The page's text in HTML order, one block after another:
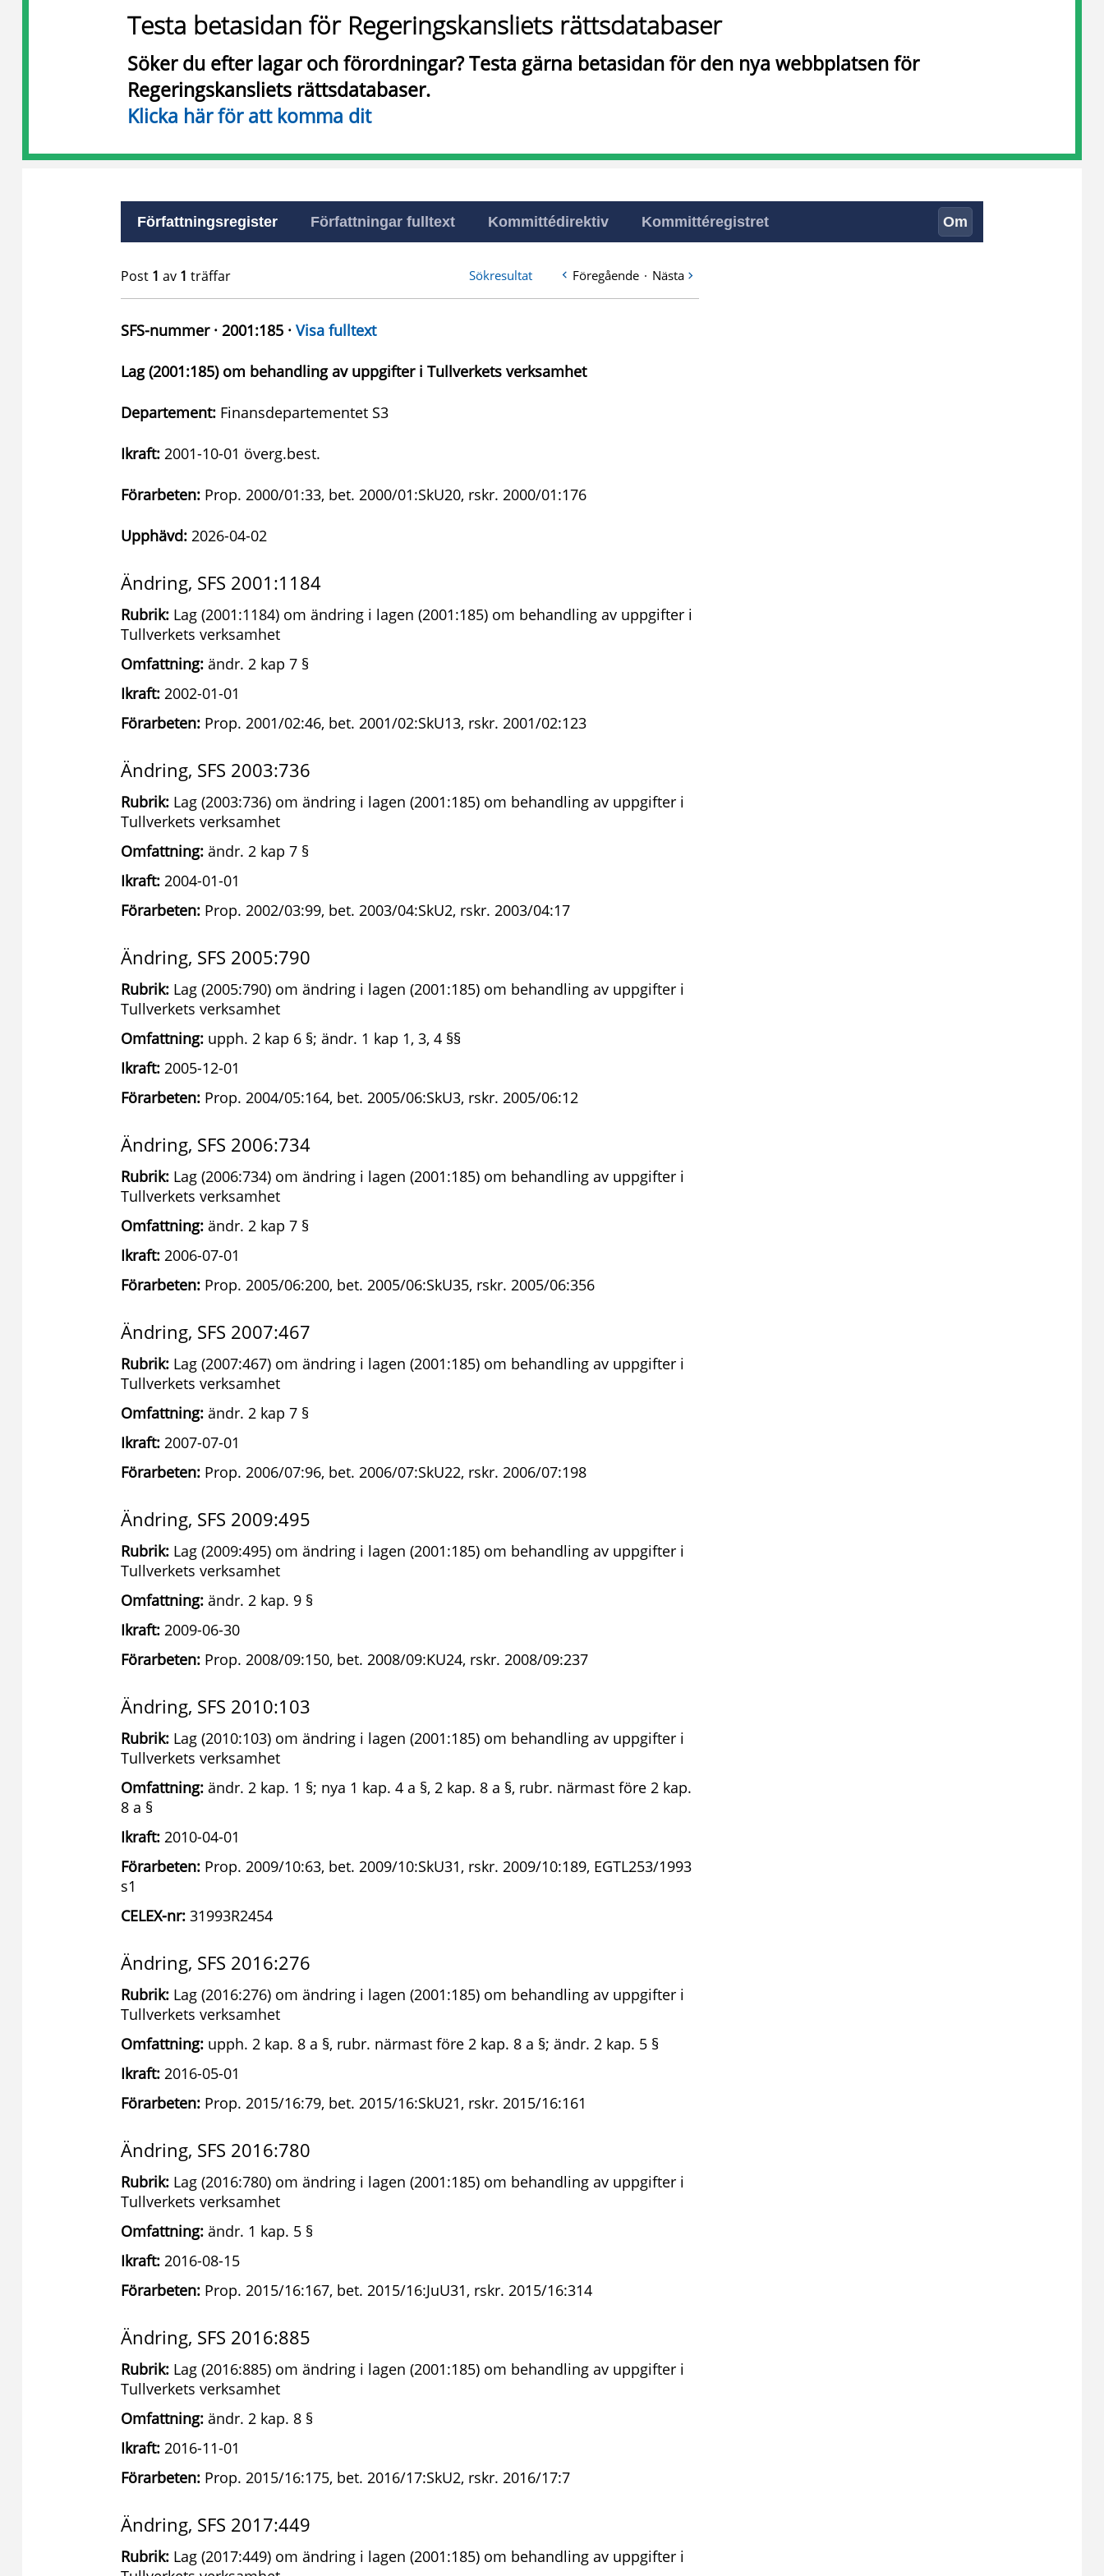
Testa betasidan för Regeringskansliets rättsdatabaser
Söker du efter lagar och förordningar? Testa gärna betasidan för den nya webbplatsen för
Regeringskansliets rättsdatabaser.
Klicka här för att komma dit
Författningsregister Författningar fulltext Kommittédirektiv Kommittéregistret Om
Post 1 av 1 träffar Sökresultat Föregående · Nästa
SFS-nummer · 2001:185 · Visa fulltext
Lag (2001:185) om behandling av uppgifter i Tullverkets verksamhet
Departement: Finansdepartementet S3
Ikraft: 2001-10-01 överg.best.
Förarbeten: Prop. 2000/01:33, bet. 2000/01:SkU20, rskr. 2000/01:176
Upphävd: 2026-04-02
Ändring, SFS 2001:1184
Rubrik: Lag (2001:1184) om ändring i lagen (2001:185) om behandling av uppgifter i
Tullverkets verksamhet
Omfattning: ändr. 2 kap 7 §
Ikraft: 2002-01-01
Förarbeten: Prop. 2001/02:46, bet. 2001/02:SkU13, rskr. 2001/02:123
Ändring, SFS 2003:736
Rubrik: Lag (2003:736) om ändring i lagen (2001:185) om behandling av uppgifter i
Tullverkets verksamhet
Omfattning: ändr. 2 kap 7 §
Ikraft: 2004-01-01
Förarbeten: Prop. 2002/03:99, bet. 2003/04:SkU2, rskr. 2003/04:17
Ändring, SFS 2005:790
Rubrik: Lag (2005:790) om ändring i lagen (2001:185) om behandling av uppgifter i
Tullverkets verksamhet
Omfattning: upph. 2 kap 6 §; ändr. 1 kap 1, 3, 4 §§
Ikraft: 2005-12-01
Förarbeten: Prop. 2004/05:164, bet. 2005/06:SkU3, rskr. 2005/06:12
Ändring, SFS 2006:734
Rubrik: Lag (2006:734) om ändring i lagen (2001:185) om behandling av uppgifter i
Tullverkets verksamhet
Omfattning: ändr. 2 kap 7 §
Ikraft: 2006-07-01
Förarbeten: Prop. 2005/06:200, bet. 2005/06:SkU35, rskr. 2005/06:356
Ändring, SFS 2007:467
Rubrik: Lag (2007:467) om ändring i lagen (2001:185) om behandling av uppgifter i
Tullverkets verksamhet
Omfattning: ändr. 2 kap 7 §
Ikraft: 2007-07-01
Förarbeten: Prop. 2006/07:96, bet. 2006/07:SkU22, rskr. 2006/07:198
Ändring, SFS 2009:495
Rubrik: Lag (2009:495) om ändring i lagen (2001:185) om behandling av uppgifter i
Tullverkets verksamhet
Omfattning: ändr. 2 kap. 9 §
Ikraft: 2009-06-30
Förarbeten: Prop. 2008/09:150, bet. 2008/09:KU24, rskr. 2008/09:237
Ändring, SFS 2010:103
Rubrik: Lag (2010:103) om ändring i lagen (2001:185) om behandling av uppgifter i
Tullverkets verksamhet
Omfattning: ändr. 2 kap. 1 §; nya 1 kap. 4 a §, 2 kap. 8 a §, rubr. närmast före 2 kap.
8 a §
Ikraft: 2010-04-01
Förarbeten: Prop. 2009/10:63, bet. 2009/10:SkU31, rskr. 2009/10:189, EGTL253/1993
s1
CELEX-nr: 31993R2454
Ändring, SFS 2016:276
Rubrik: Lag (2016:276) om ändring i lagen (2001:185) om behandling av uppgifter i
Tullverkets verksamhet
Omfattning: upph. 2 kap. 8 a §, rubr. närmast före 2 kap. 8 a §; ändr. 2 kap. 5 §
Ikraft: 2016-05-01
Förarbeten: Prop. 2015/16:79, bet. 2015/16:SkU21, rskr. 2015/16:161
Ändring, SFS 2016:780
Rubrik: Lag (2016:780) om ändring i lagen (2001:185) om behandling av uppgifter i
Tullverkets verksamhet
Omfattning: ändr. 1 kap. 5 §
Ikraft: 2016-08-15
Förarbeten: Prop. 2015/16:167, bet. 2015/16:JuU31, rskr. 2015/16:314
Ändring, SFS 2016:885
Rubrik: Lag (2016:885) om ändring i lagen (2001:185) om behandling av uppgifter i
Tullverkets verksamhet
Omfattning: ändr. 2 kap. 8 §
Ikraft: 2016-11-01
Förarbeten: Prop. 2015/16:175, bet. 2016/17:SkU2, rskr. 2016/17:7
Ändring, SFS 2017:449
Rubrik: Lag (2017:449) om ändring i lagen (2001:185) om behandling av uppgifter i